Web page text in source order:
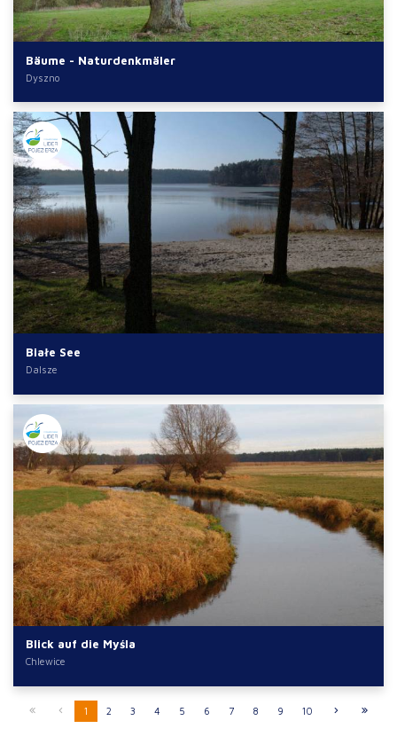
Bäume - Naturdenkmäler
Dyszno
Białe See
Dalsze
Blick auf die Myśla
Chlewice
1 2 3 4 5 6 7 8 9 10